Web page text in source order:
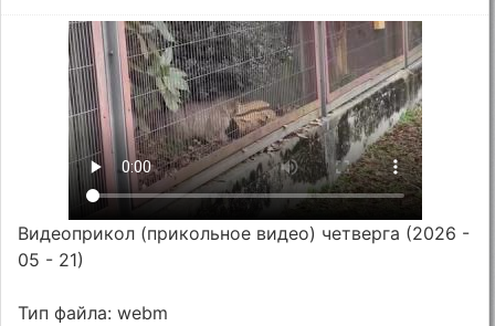
Видеоприкол (прикольное видео) четверга (2026 -
05 - 21)
Тип файла: webm